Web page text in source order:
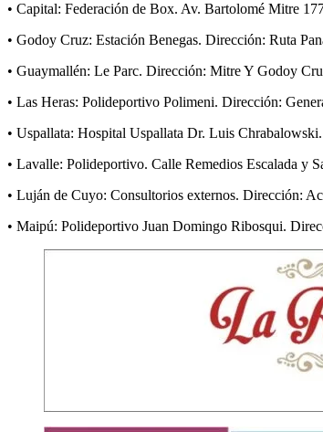
• Capital: Federación de Box. Av. Bartolomé Mitre
• Godoy Cruz: Estación Benegas. Dirección: Ruta
• Guaymallén: Le Parc. Dirección: Mitre Y Godoy
• Las Heras: Polideportivo Polimeni. Dirección:
• Uspallata: Hospital Uspallata Dr. Luis
• Lavalle: Polideportivo. Calle Remedios Escalada y
• Luján de Cuyo: Consultorios externos. Dirección:
• Maipú: Polideportivo Juan Domingo Ribosqui.